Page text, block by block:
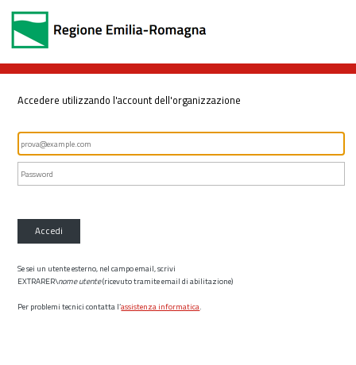
Accedere utilizzando l'account dell'organizzazione
Accedi
Se sei un utente esterno, nel campo email, scrivi
EXTRARER\nome utente(ricevuto tramite email di abilitazione)
Per problemi tecnici contatta l’assistenza informatica.